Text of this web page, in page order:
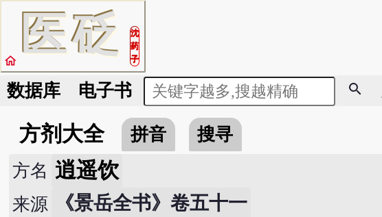
医砭
沈
药
子
home
数据库 电子书 search
方剂大全 拼音 搜寻
方名 逍遥饮
来源 《景岳全书》卷五十一